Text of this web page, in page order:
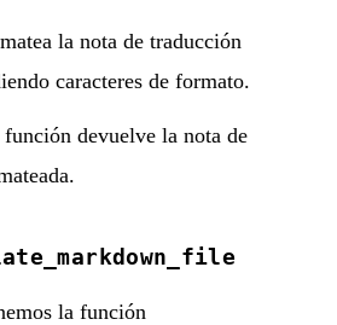
la nota de traducción
caracteres de formato.
devuelve la nota de
la función